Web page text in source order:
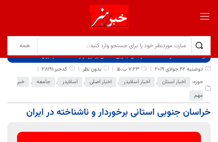
برگ نخست نوشته‌ها
خراسان جنوبی استانی برخوردار و ناشناخته در ایران
دوشنبه 22 جولای 2019
7:23 ب.ظ بدون نظر
کدخبر:28191
حوزه:
اخبار استان , اخبار اسلایدر , اخبار اصلی , اسلایدر , جامعه ,
خبر
مهم
خراسان جنوبی استانی برخوردار و ناشناخته در ایران